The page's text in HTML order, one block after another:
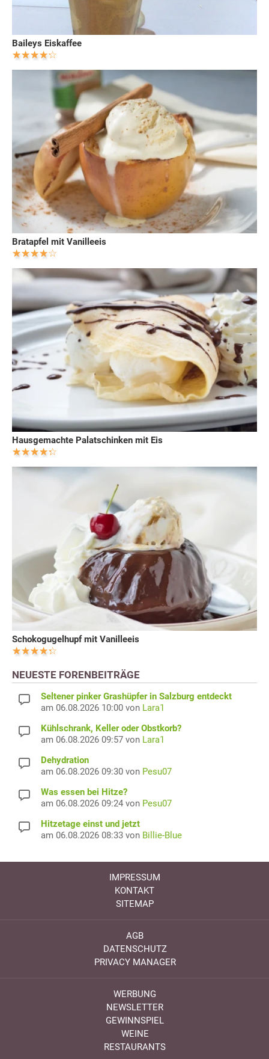
Baileys Eiskaffee
Bratapfel mit Vanilleeis
Hausgemachte Palatschinken mit Eis
Schokogugelhupf mit Vanilleeis
NEUESTE FORENBEITRÄGE
Seltener pinker Grashüpfer in Salzburg entdeckt
am 06.08.2026 10:00 von Lara1
Kühlschrank, Keller oder Obstkorb?
am 06.08.2026 09:57 von Lara1
Dehydration
am 06.08.2026 09:30 von Pesu07
Was essen bei Hitze?
am 06.08.2026 09:24 von Pesu07
Hitzetage einst und jetzt
am 06.08.2026 08:33 von Billie-Blue
IMPRESSUM
KONTAKT
SITEMAP
AGB
DATENSCHUTZ
PRIVACY MANAGER
WERBUNG
NEWSLETTER
GEWINNSPIEL
WEINE
RESTAURANTS